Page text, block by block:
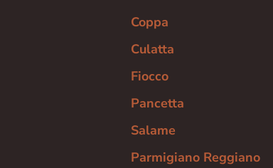
Coppa
Culatta
Fiocco
Pancetta
Salame
Parmigiano Reggiano